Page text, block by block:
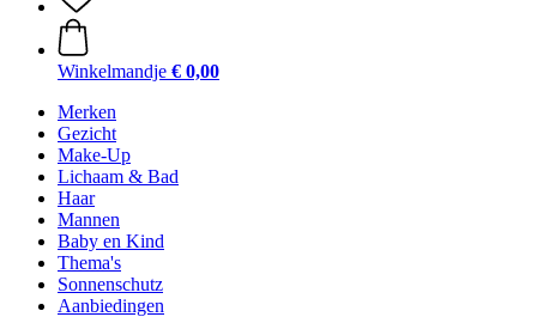
Winkelmandje € 0,00
Merken
Gezicht
Make-Up
Lichaam & Bad
Haar
Mannen
Baby en Kind
Thema's
Sonnenschutz
Aanbiedingen